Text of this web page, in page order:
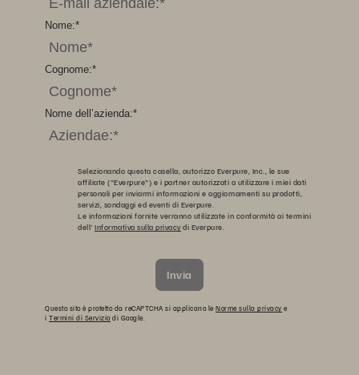
*
Nome:
*
Cognome:
*
Nome dell’azienda:
Selezionando questa casella, autorizzo Everpure, Inc., le sue
affiliate ("Everpure") e i partner autorizzati a utilizzare i miei dati
personali per inviarmi informazioni e aggiornamenti su prodotti,
servizi, sondaggi ed eventi di Everpure.
Le informazioni fornite verranno utilizzate in conformità ai termini
dell' Informativa sulla privacydi Everpure.
Invia
Questo sito è protetto da reCAPTCHA si applicano le Norme sulla privacy e
i Termini di Serviziodi Google.